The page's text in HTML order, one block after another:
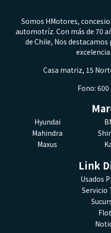
Somos HMotores,
automotríz. Con más de 70
de Chile, Nos
Casa matriz, 15
Fono: 600
Hyundai
Mahindra
Maxus
Link
Usados
Servicio